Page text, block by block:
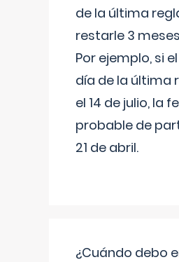
de la última
restarle 3
Por ejemplo, si
día de la última
el 14 de julio, la
probable de
21 de abril.
¿Cuándo debo